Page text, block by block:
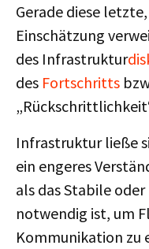
Gerade diese
Einschätzung
des Infrastruktur
des Fortschritts
Infrastruktur ließe
ein engeres
als das Stabile
notwendig ist, um
Kommunikation zu